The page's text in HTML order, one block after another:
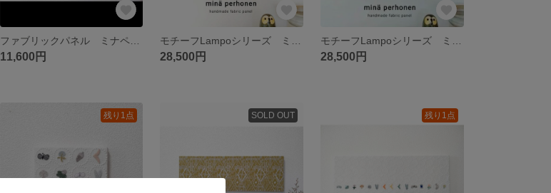
ファブリックパネル ミナペルホネン ボード ワンデイ 白 大型 北欧 壁掛け
11,600円 28,500円 28,500円
残り1点 SOLD OUT 残り1点